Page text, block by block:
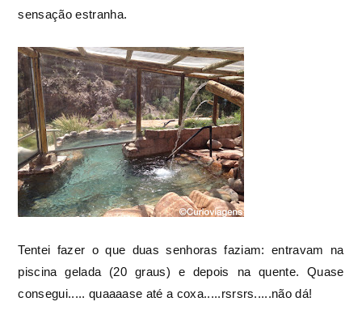
sensação estranha.
Tentei fazer o que duas senhoras faziam: entravam na
piscina gelada (20 graus) e depois na quente. Quase
consegui..... quaaaase até a coxa.....rsrsrs.....não dá!